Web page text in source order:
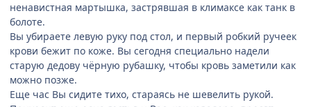
ненавистная мартышка, застрявшая в климаксе как танк в
болоте.
Вы убираете левую руку под стол, и первый робкий ручеек
крови бежит по коже. Вы сегодня специально надели
старую дедову чёрную рубашку, чтобы кровь заметили как
можно позже.
Еще час Вы сидите тихо, стараясь не шевелить рукой.